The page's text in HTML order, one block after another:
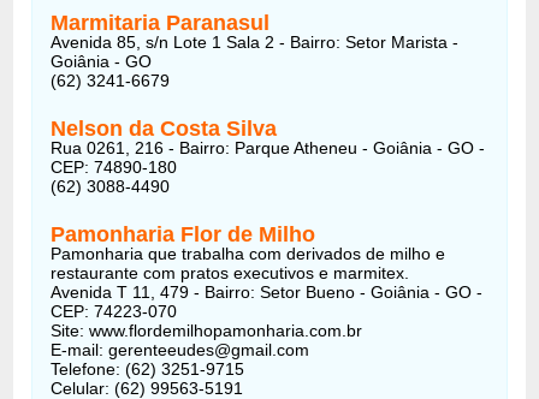
Marmitaria Paranasul
Avenida 85, s/n Lote 1 Sala 2 - Bairro: Setor Marista -
Goiânia - GO
(62) 3241-6679
Nelson da Costa Silva
Rua 0261, 216 - Bairro: Parque Atheneu - Goiânia - GO -
CEP: 74890-180
(62) 3088-4490
Pamonharia Flor de Milho
Pamonharia que trabalha com derivados de milho e
restaurante com pratos executivos e marmitex.
Avenida T 11, 479 - Bairro: Setor Bueno - Goiânia - GO -
CEP: 74223-070
Site: www.flordemilhopamonharia.com.br
E-mail:gerenteeudes@gmail.com
Telefone: (62) 3251-9715
Celular: (62) 99563-5191